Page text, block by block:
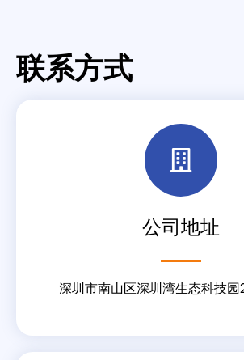
联系方式
公司地址
深圳市南山区深圳湾生态科技